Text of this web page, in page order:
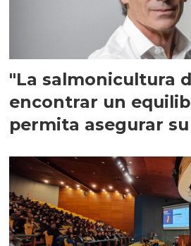
"La salmonicultura
encontrar un
permita asegurar su